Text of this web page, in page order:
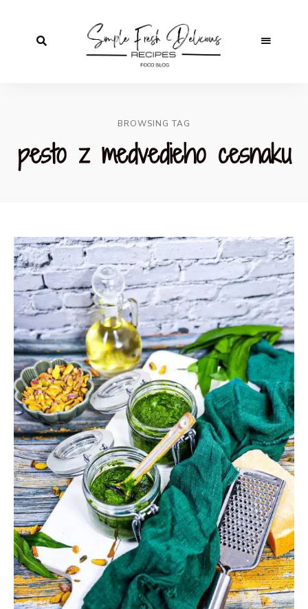
BROWSING TAG
pesto z medvedieho cesnaku